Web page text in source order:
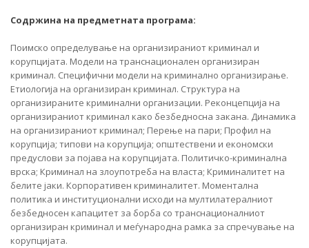
Содржина на предметната програма:
Поимско определување на организираниот криминал и
корупцијата. Модели на транснационален организиран
криминал. Специфични модели на криминално организирање.
Етиологија на организиран криминал. Структура на
организираните криминални организации. Реконцепција на
организираниот криминал како безбедносна закана. Динамика
на организираниот криминал; Перење на пари; Профил на
корупција; типови на корупција; општествени и економски
предуслови за појава на корупцијата. Политичко-криминална
врска; Криминал на злоупотреба на власта; Криминалитет на
белите јаки. Корпоративен криминалитет. Моментална
политика и институционални исходи на мултилатералниот
безбедносен капацитет за борба со транснационалниот
организиран криминал и меѓународна рамка за спречување на
корупцијата.